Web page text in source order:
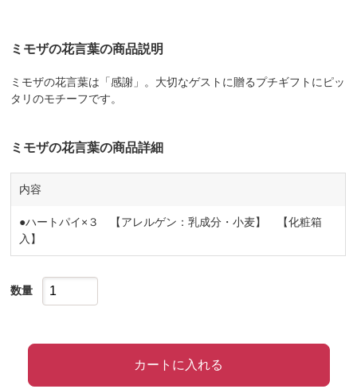
ミモザの花言葉の商品説明
ミモザの花言葉は「感謝」。大切なゲストに贈るプチギフトにピッ
タリのモチーフです。
ミモザの花言葉の商品詳細
内容
●ハートパイ×３ 【アレルゲン：乳成分・小麦】 【化粧箱
入】
数量
カートに入れる